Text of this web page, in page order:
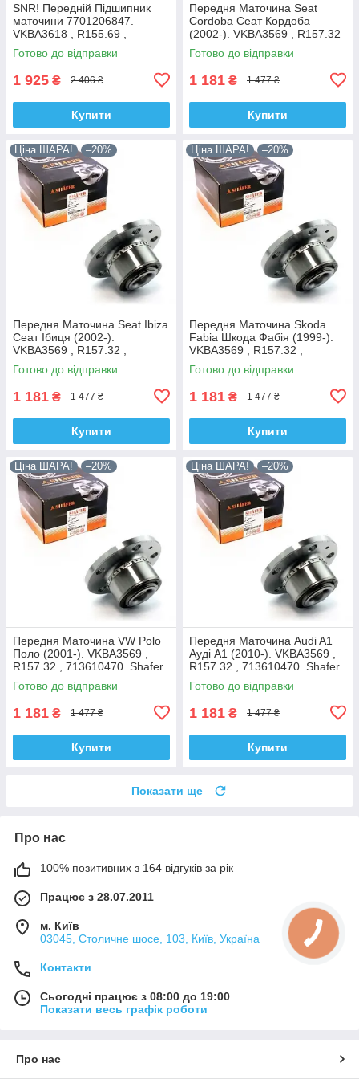
SNR! Передній Підшипник
маточини 7701206847.
VKBA3618 , R155.69 ,
713644120. Франція!
Готово до відправки
1 925 ₴ 2 406 ₴
Купити
Передня Маточина Seat
Cordoba Сеат Кордоба
(2002-). VKBA3569 , R157.32
, 713610470. Shafer Австрія
Готово до відправки
1 181 ₴ 1 477 ₴
Купити
Ціна ШАРА! –20%
Передня Маточина Seat Ibiza
Сеат Ібиця (2002-).
VKBA3569 , R157.32 ,
713610470. Shafer Австрія
Готово до відправки
1 181 ₴ 1 477 ₴
Купити
Ціна ШАРА! –20%
Передня Маточина Skoda
Fabia Шкода Фабія (1999-).
VKBA3569 , R157.32 ,
713610470. Shafer Австрія
Готово до відправки
1 181 ₴ 1 477 ₴
Купити
Ціна ШАРА! –20%
Передня Маточина VW Polo
Поло (2001-). VKBA3569 ,
R157.32 , 713610470. Shafer
Австрія
Готово до відправки
1 181 ₴ 1 477 ₴
Купити
Ціна ШАРА! –20%
Передня Маточина Audi A1
Ауді А1 (2010-). VKBA3569 ,
R157.32 , 713610470. Shafer
Австрія
Готово до відправки
1 181 ₴ 1 477 ₴
Купити
Показати ще
Про нас
100% позитивних з 164 відгуків за рік
Працює з 28.07.2011
м. Київ
03045, Столичне шосе, 103, Київ, Україна
Контакти
Сьогодні працює з 08:00 до 19:00
Показати весь графік роботи
Про нас